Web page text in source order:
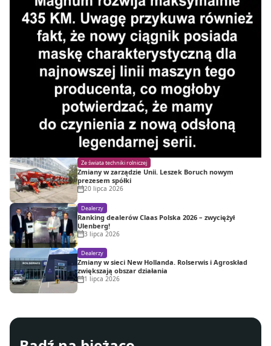
Ze świata techniki rolniczej
Zmiany w zarządzie Unii. Leszek Boruch nowym
prezesem spółki
20 lipca 2026
Dealerzy
Ranking dealerów Claas Polska 2026 – zwyciężył
Ulenberg!
3 lipca 2026
Dealerzy
Zmiany w sieci New Hollanda. Rolserwis i Agroskład
zwiększają obszar działania
1 lipca 2026